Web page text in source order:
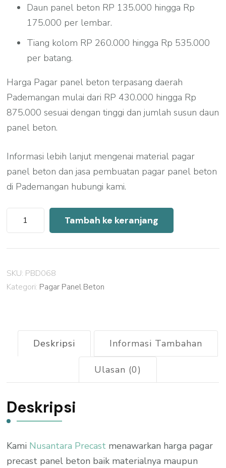
Daun panel beton RP 135.000 hingga Rp
175.000 per lembar.
Tiang kolom RP 260.000 hingga Rp 535.000
per batang.
Harga Pagar panel beton terpasang daerah
Pademangan mulai dari RP 430.000 hingga Rp
875.000 sesuai dengan tinggi dan jumlah susun daun
panel beton.
Informasi lebih lanjut mengenai material pagar
panel beton dan jasa pembuatan pagar panel beton
di Pademangan hubungi kami.
Kuantitas
Harga
Pagar
Beton
Pademangan
Tambah ke keranjang
SKU: PBD068
Kategori: Pagar Panel Beton
Deskripsi Informasi Tambahan
Ulasan (0)
Deskripsi
Kami Nusantara Precast menawarkan harga pagar
precast panel beton baik materialnya maupun